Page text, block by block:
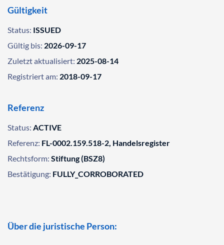
Gültigkeit
Status: ISSUED
Gültig bis: 2026-09-17
Zuletzt aktualisiert: 2025-08-14
Registriert am: 2018-09-17
Referenz
Status: ACTIVE
Referenz: FL-0002.159.518-2, Handelsregister
Rechtsform: Stiftung (BSZ8)
Bestätigung: FULLY_CORROBORATED
Über die juristische Person: